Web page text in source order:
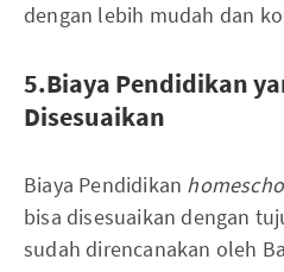
dengan lebih mudah dan
5.Biaya Pendidikan
Disesuaikan
Biaya Pendidikan
bisa disesuaikan dengan
sudah direncanakan oleh